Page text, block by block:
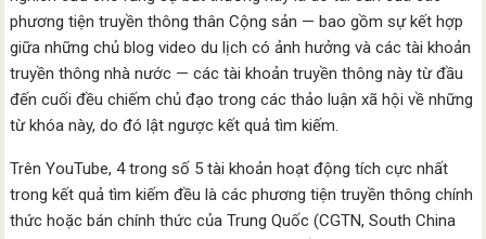
phương tiện truyền thông thân Cộng sản — bao gồm sự kết hợp
giữa những chủ blog video du lịch có ảnh hưởng và các tài khoản
truyền thông nhà nước — các tài khoản truyền thông này từ đầu
đến cuối đều chiếm chủ đạo trong các thảo luận xã hội về những
từ khóa này, do đó lật ngược kết quả tìm kiếm.
Trên YouTube, 4 trong số 5 tài khoản hoạt động tích cực nhất
trong kết quả tìm kiếm đều là các phương tiện truyền thông chính
thức hoặc bán chính thức của Trung Quốc (CGTN, South China